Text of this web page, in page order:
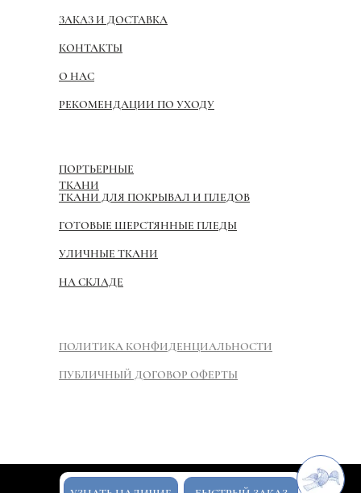
ЗАКАЗ И ДОСТАВКА
КОНТАКТЫ
О НАС
ПОЛИТИКА КОНФИДЕНЦИАЛЬНОСТИ
ПОРТЬЕРНЫЕ
ТКАНИ
ТКАНИ ДЛЯ ПОКРЫВАЛ И ПЛЕДОВ
ГОТОВЫЕ ШЕРСТЯННЫЕ ПЛЕДЫ
УЛИЧНЫЕ ТКАНИ
НА СКЛАДЕ
РЕКОМЕНДАЦИИ ПО УХОДУ
ПУБЛИЧНЫЙ ДОГОВОР ОФЕРТЫ
Новый сайт